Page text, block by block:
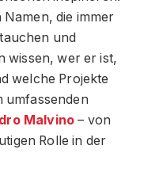
die immer
und
wissen, wer er ist,
welche Projekte
umfassenden
Malvino – von
Rolle in der